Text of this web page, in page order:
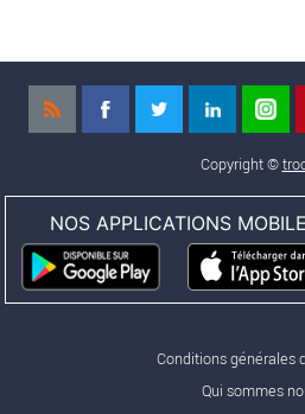
Copyright ©
NOS APPLICATIONS
Conditions générales
Qui sommes